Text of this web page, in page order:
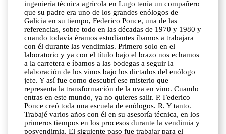
ingeniería técnica agrícola en Lugo tenía un compañero
que su padre era uno de los grandes enólogos de
Galicia en su tiempo, Federico Ponce, una de las
referencias, sobre todo en las décadas de 1970 y 1980 y
cuando todavía éramos estudiantes íbamos a trabajara
con él durante las vendimias. Primero solo en el
laboratorio y ya con el título bajo el brazo nos echamos
a la carretera e íbamos a las bodegas a seguir la
elaboración de los vinos bajo los dictados del enólogo
jefe. Y así fue como descubrí ese misterio que
representa la transformación de la uva en vino. Cuando
entras en este mundo, ya no quieres salir. P. Federico
Ponce creó toda una escuela de enólogos. R. Y tanto.
Trabajé varios años con él en su asesoría técnica, en los
primeros tiempos en los procesos durante la vendimia y
posvendimia. El siguiente paso fue trabajar para el